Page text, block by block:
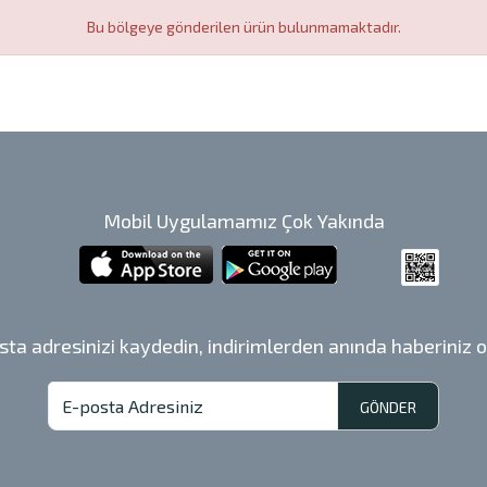
Bu bölgeye gönderilen ürün bulunmamaktadır.
Mobil Uygulamamız Çok Yakında
adresinizi kaydedin, indirimlerden anında haberiniz
GÖNDER